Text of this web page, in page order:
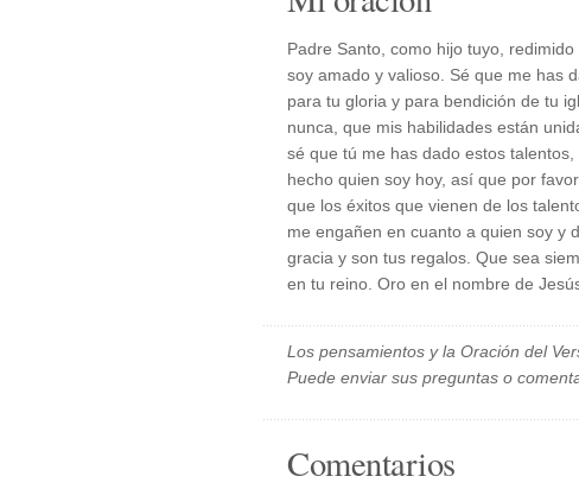
Padre Santo, como hijo tuyo,
soy amado y valioso. Sé que me has
para tu gloria y para bendición de tu
nunca, que mis habilidades están
sé que tú me has dado estos
hecho quien soy hoy, así que por
que los éxitos que vienen de los
me engañen en cuanto a quien soy y
gracia y son tus regalos. Que sea
en tu reino. Oro en el nombre de
Los pensamientos y la Oración del
Puede enviar sus preguntas o
Comentarios